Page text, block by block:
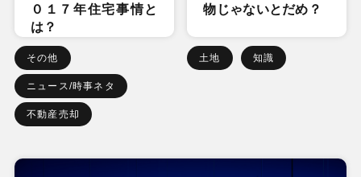
０１７年住宅事情と
は？
その他
ニュース/時事ネタ
不動産売却
物じゃないとだめ？
土地 知識